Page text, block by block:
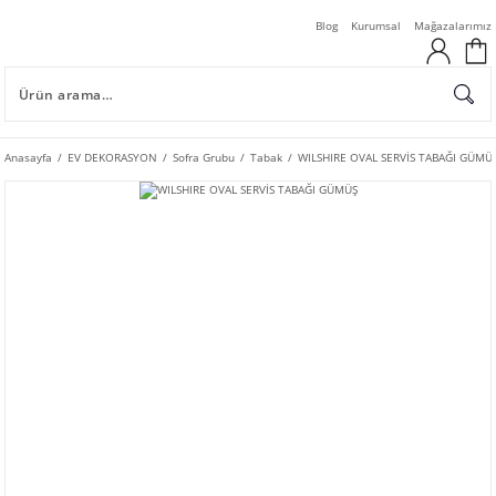
Blog Kurumsal Mağazalarımız
Anasayfa EV DEKORASYON Sofra Grubu Tabak WILSHIRE OVAL SERVİS TABAĞI